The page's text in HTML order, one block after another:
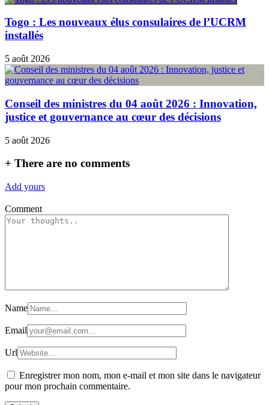
Togo : Les nouveaux élus consulaires de l’UCRM
installés
5 août 2026
Conseil des ministres du 04 août 2026 : Innovation,
justice et gouvernance au cœur des décisions
5 août 2026
+ There are no comments
Add yours
Comment
Name
Email
Url
Enregistrer mon nom, mon e-mail et mon site dans le navigateur
pour mon prochain commentaire.